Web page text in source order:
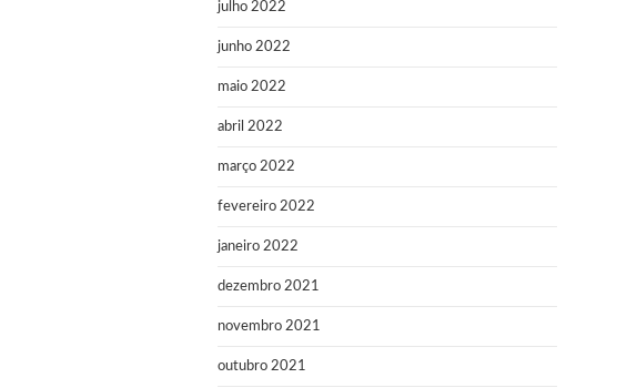
julho 2022
junho 2022
maio 2022
abril 2022
março 2022
fevereiro 2022
janeiro 2022
dezembro 2021
novembro 2021
outubro 2021